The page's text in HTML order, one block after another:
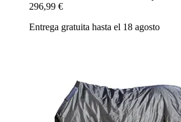
296,99 €
Entrega gratuita hasta el 18 agosto